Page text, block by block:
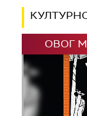
ОВОГ